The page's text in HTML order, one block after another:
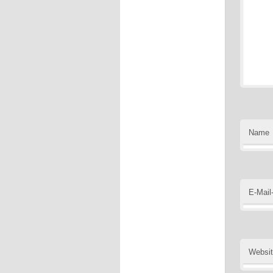
Name
E-